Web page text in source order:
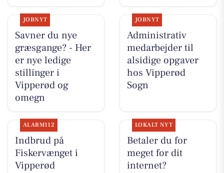
JOBNYT
Savner du nye
græsgange? - Her
er nye ledige
stillinger i
Vipperød og
omegn
JOBNYT
Administrativ
medarbejder til
alsidige opgaver
hos Vipperød
Sogn
ALARM112
Indbrud på
Fiskervænget i
Vipperød
LOKALT NYT
Betaler du for
meget for dit
internet?